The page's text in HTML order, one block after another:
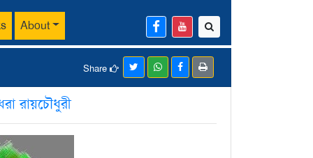
About
Share
রায়চৌধুরী